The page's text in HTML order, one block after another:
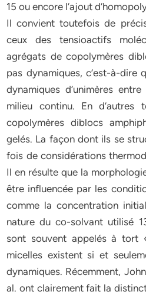
15 ou encore l’ajout
Il convient toutefois de
ceux des tensioactifs
agrégats de copolymères
pas dynamiques, c’est-à-dire
dynamiques d’unimères
milieu continu. En d’autres
copolymères diblocs
gelés. La façon dont ils se
fois de considérations
Il en résulte que la
être influencée par les
comme la concentration
nature du co-solvant utilisé
sont souvent appelés à tort
micelles existent si et
dynamiques. Récemment,
al. ont clairement fait la